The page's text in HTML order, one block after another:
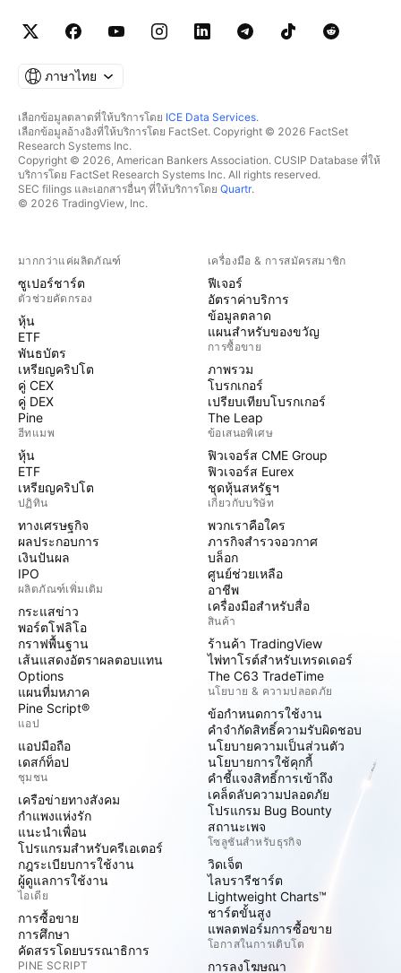
ภาษาไทย
เลือกข้อมูลตลาดที่ให้บริการโดย ICE Data Services.
เลือกข้อมูลอ้างอิงที่ให้บริการโดย FactSet. Copyright © 2026 FactSet
Research Systems Inc.
Copyright © 2026, American Bankers Association. CUSIP Database ที่ให้
บริการโดย FactSet Research Systems Inc. All rights reserved.
SEC filings และเอกสารอื่นๆ ที่ให้บริการโดย Quartr.
© 2026 TradingView, Inc.
มากกว่าแค่ผลิตภัณฑ์
ซูเปอร์ชาร์ต
ตัวช่วยคัดกรอง
หุ้น
ETF
พันธบัตร
เหรียญคริปโต
คู่ CEX
คู่ DEX
Pine
ฮีทแมพ
หุ้น
ETF
เหรียญคริปโต
ปฏิทิน
ทางเศรษฐกิจ
ผลประกอบการ
เงินปันผล
IPO
ผลิตภัณฑ์เพิ่มเติม
กระแสข่าว
พอร์ตโฟลิโอ
กราฟพื้นฐาน
เส้นแสดงอัตราผลตอบแทน
Options
แผนที่มหภาค
Pine Script®
แอป
แอปมือถือ
เดสก์ท็อป
ชุมชน
เครือข่ายทางสังคม
กำแพงแห่งรัก
แนะนำเพื่อน
โปรแกรมสำหรับครีเอเตอร์
กฎระเบียบการใช้งาน
ผู้ดูแลการใช้งาน
ไอเดีย
การซื้อขาย
การศึกษา
คัดสรรโดยบรรณาธิการ
PINE SCRIPT
เครื่องมือ & การสมัครสมาชิก
ฟีเจอร์
อัตราค่าบริการ
ข้อมูลตลาด
แผนสำหรับของขวัญ
การซื้อขาย
ภาพรวม
โบรกเกอร์
เปรียบเทียบโบรกเกอร์
The Leap
ข้อเสนอพิเศษ
ฟิวเจอร์ส CME Group
ฟิวเจอร์ส Eurex
ชุดหุ้นสหรัฐฯ
เกี่ยวกับบริษัท
พวกเราคือใคร
ภารกิจสำรวจอวกาศ
บล็อก
ศูนย์ช่วยเหลือ
อาชีพ
เครื่องมือสำหรับสื่อ
สินค้า
ร้านค้า TradingView
ไพ่ทาโรต์สำหรับเทรดเดอร์
The C63 TradeTime
นโยบาย & ความปลอดภัย
ข้อกำหนดการใช้งาน
คำจำกัดสิทธิ์ความรับผิดชอบ
นโยบายความเป็นส่วนตัว
นโยบายการใช้คุกกี้
คำชี้แจงสิทธิ์การเข้าถึง
เคล็ดลับความปลอดภัย
โปรแกรม Bug Bounty
สถานะเพจ
โซลูชันสำหรับธุรกิจ
วิดเจ็ต
ไลบรารีชาร์ต
Lightweight Charts™
ชาร์ตขั้นสูง
แพลตฟอร์มการซื้อขาย
โอกาสในการเติบโต
การลงโฆษณา